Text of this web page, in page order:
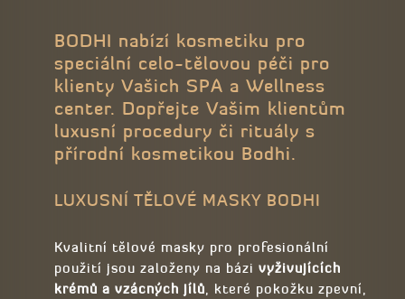
BODHI nabízí kosmetiku pro
speciální celo-tělovou péči pro
klienty Vašich SPA a Wellness
center. Dopřejte Vašim klientům
luxusní procedury či rituály s
přírodní kosmetikou Bodhi.
LUXUSNÍ TĚLOVÉ MASKY BODHI
Kvalitní tělové masky pro profesionální
použití jsou založeny na bázi vyživujících
krémů a vzácných jílů, které pokožku zpevní,